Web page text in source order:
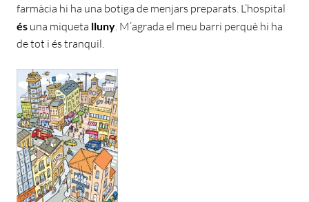
farmàcia hi ha una botiga de menjars preparats. L’hospital
és una miqueta lluny . M’agrada el meu barri perquè hi ha
de tot i és tranquil.